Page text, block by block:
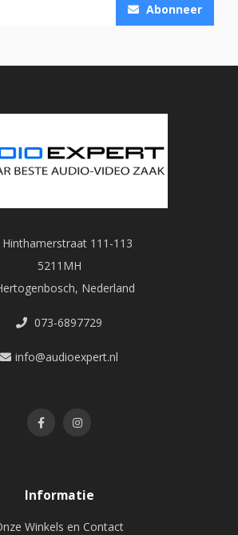
Abonneer
Hinthamerstraat 111-113
5211MH
Nederland
073-6897729
info@audioexpert.nl
Informatie
Winkels en Contact